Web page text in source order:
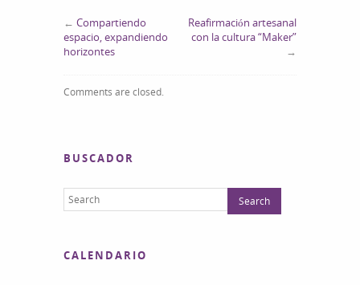
← Compartiendo
espacio, expandiendo
horizontes
Reafirmación artesanal
con la cultura “Maker”
→
Comments are closed.
BUSCADOR
CALENDARIO